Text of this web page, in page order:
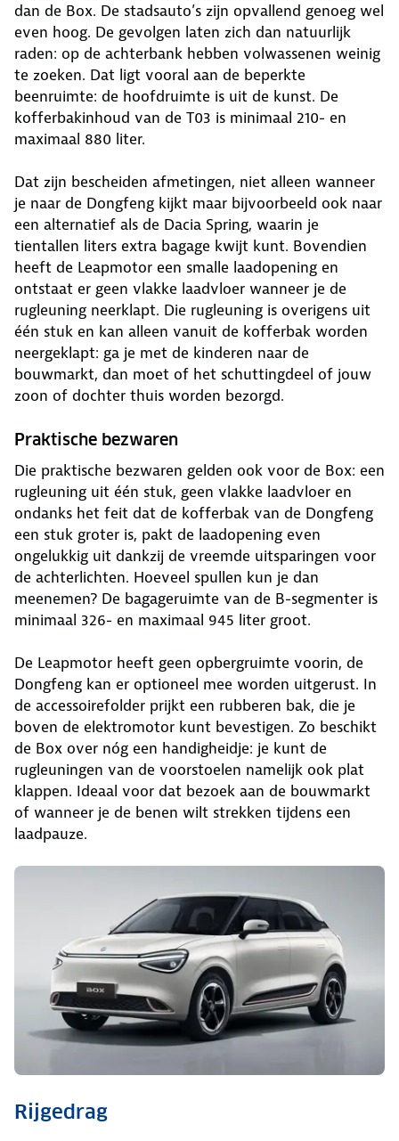
dan de Box. De stadsauto’s zijn opvallend genoeg wel
even hoog. De gevolgen laten zich dan natuurlijk
raden: op de achterbank hebben volwassenen weinig
te zoeken. Dat ligt vooral aan de beperkte
beenruimte: de hoofdruimte is uit de kunst. De
kofferbakinhoud van de T03 is minimaal 210- en
maximaal 880 liter.
Dat zijn bescheiden afmetingen, niet alleen wanneer
je naar de Dongfeng kijkt maar bijvoorbeeld ook naar
een alternatief als de Dacia Spring, waarin je
tientallen liters extra bagage kwijt kunt. Bovendien
heeft de Leapmotor een smalle laadopening en
ontstaat er geen vlakke laadvloer wanneer je de
rugleuning neerklapt. Die rugleuning is overigens uit
één stuk en kan alleen vanuit de kofferbak worden
neergeklapt: ga je met de kinderen naar de
bouwmarkt, dan moet of het schuttingdeel of jouw
zoon of dochter thuis worden bezorgd.
Praktische bezwaren
Die praktische bezwaren gelden ook voor de Box: een
rugleuning uit één stuk, geen vlakke laadvloer en
ondanks het feit dat de kofferbak van de Dongfeng
een stuk groter is, pakt de laadopening even
ongelukkig uit dankzij de vreemde uitsparingen voor
de achterlichten. Hoeveel spullen kun je dan
meenemen? De bagageruimte van de B-segmenter is
minimaal 326- en maximaal 945 liter groot.
De Leapmotor heeft geen opbergruimte voorin, de
Dongfeng kan er optioneel mee worden uitgerust. In
de accessoirefolder prijkt een rubberen bak, die je
boven de elektromotor kunt bevestigen. Zo beschikt
de Box over nóg een handigheidje: je kunt de
rugleuningen van de voorstoelen namelijk ook plat
klappen. Ideaal voor dat bezoek aan de bouwmarkt
of wanneer je de benen wilt strekken tijdens een
laadpauze.
Rijgedrag